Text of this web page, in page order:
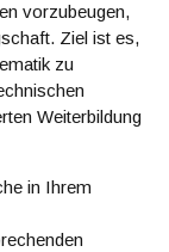
vorzubeugen,
Ziel ist es,
zu
Weiterbildung
in Ihrem